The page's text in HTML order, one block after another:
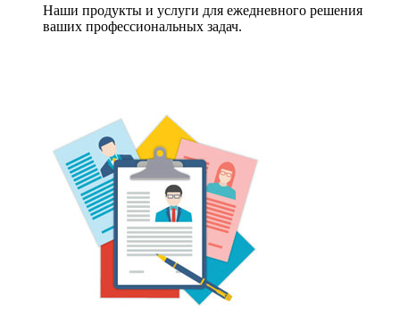
Наши продукты и услуги для ежедневного решения
ваших профессиональных задач.